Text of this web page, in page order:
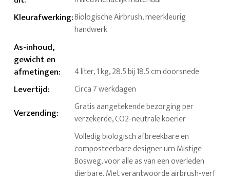
Kleurafwerking:Biologische Airbrush, meerkleurig
handwerk
As-inhoud,
gewicht en
afmetingen: 4 liter, 1 kg, 28.5 bij 18.5 cm doorsnede
Levertijd: Circa 7 werkdagen
Verzending:
Gratis aangetekende bezorging per
verzekerde, CO2-neutrale koerier
Volledig biologisch afbreekbare en
composteerbare designer urn Mistige
Bosweg, voor alle as van een overleden
dierbare. Met verantwoorde airbrush-verf